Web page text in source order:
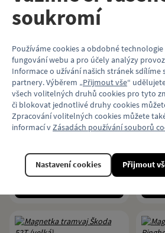
Koupit
Magnetka trolejbus
SOR TNS 18 (velká)
Magnet s dopravním motivem
79 Kč
Magnet
79
soukromí
Používáme cookies a obdobné
fungování webu a pro účely analýzy
Informace o užívání našich stránek sdílíme
partnery. Výběrem „Přijmout vše“
všech volitelných druhů cookies pro tyto
či blokovat jednotlivé druhy cookies
Zpracování volitelných cookies můžete
informací v Zásadách používání souborů
Nastavení cookies Přijmout